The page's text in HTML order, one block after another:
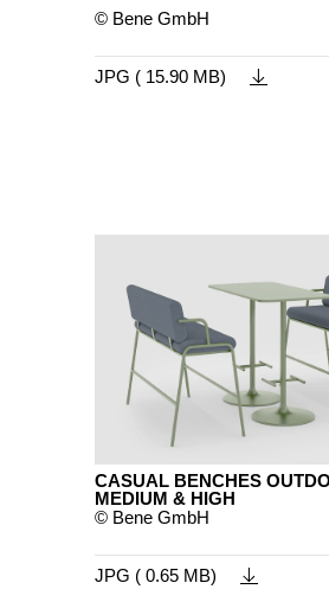
© Bene GmbH
JPG ( 15.90 MB)
CASUAL BENCHES
MEDIUM & HIGH
© Bene GmbH
JPG ( 0.65 MB)